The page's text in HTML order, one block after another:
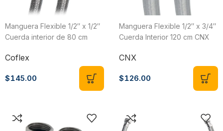
Manguera Flexible 1/2″ x 1/2″
Cuerda interior de 80 cm
Coflex
$145.00
Manguera Flexible 1/2″ x 3/4″
Cuerda Interior 120 cm CNX
CNX
$126.00